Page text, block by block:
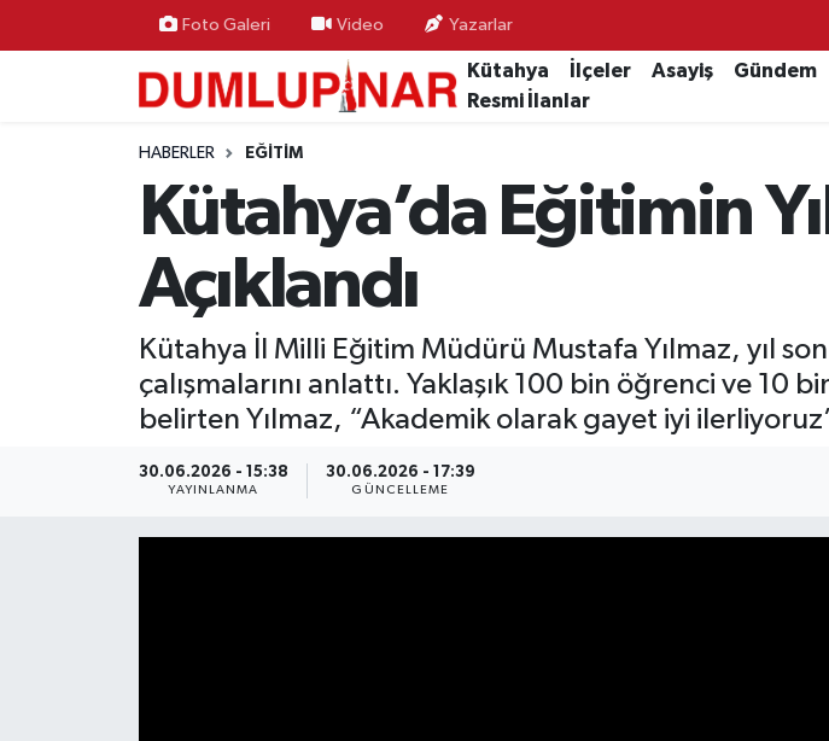
Foto Galeri Video Yazarlar
Kütahya İlçeler Asayiş Gündem
Resmi İlanlar
HABERLER EĞITIM
Kütahya’da Eğitimin
Açıklandı
Kütahya İl Milli Eğitim Müdürü Mustafa Yılmaz, yıl
çalışmalarını anlattı. Yaklaşık 100 bin öğrenci ve 10
belirten Yılmaz, “Akademik olarak gayet iyi
30.06.2026 - 15:38
YAYINLANMA
30.06.2026 - 17:39
GÜNCELLEME
Ekonomi
Kütahya Hava Durumu
Kütahya Trafik Yoğunluk Haritası
Süper Lig Puan Durumu ve Fikstür
Tüm Manşetler
Son Dakika Haberleri
Haber Arşivi